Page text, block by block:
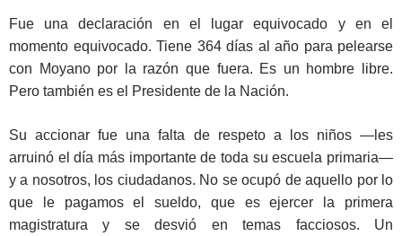
Fue una declaración en el lugar equivocado y en el
momento equivocado. Tiene 364 días al año para pelearse
con Moyano por la razón que fuera. Es un hombre libre.
Pero también es el Presidente de la Nación.
Su accionar fue una falta de respeto a los niños —les
arruinó el día más importante de toda su escuela primaria—
y a nosotros, los ciudadanos. No se ocupó de aquello por lo
que le pagamos el sueldo, que es ejercer la primera
magistratura y se desvió en temas facciosos. Un